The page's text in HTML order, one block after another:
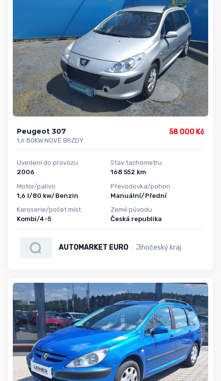
Peugeot 307
1,6 80KW NOVÉ BRZDY
58 000 Kč
Uvedení do provozu
2006
Motor/palivo
1,6 l/80 kw/Benzin
Karoserie/počet míst
Kombi/4-5
Stav tachometru
168 552 km
Převodovka/pohon
Manuální/Přední
Země původu
Česká republika
AUTOMARKET EURO Jihočeský kraj